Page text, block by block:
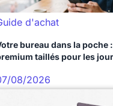
d'achat
bureau dans la poche
taillés pour les
08/2026